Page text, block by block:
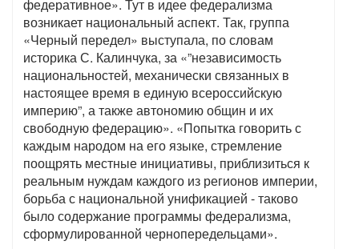
федеративное». Тут в идее федерализма
возникает национальный аспект. Так, группа
«Черный передел» выступала, по словам
историка С. Калинчука, за «”независимость
национальностей, механически связанных в
настоящее время в единую всероссийскую
империю”, а также автономию общин и их
свободную федерацию». «Попытка говорить с
каждым народом на его языке, стремление
поощрять местные инициативы, приблизиться к
реальным нуждам каждого из регионов империи,
борьба с национальной унификацией - таково
было содержание программы федерализма,
сформулированной чернопередельцами».